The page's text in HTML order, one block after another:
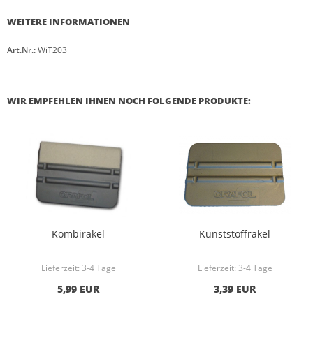
WEITERE INFORMATIONEN
Art.Nr.:WiT203
WIR EMPFEHLEN IHNEN NOCH FOLGENDE PRODUKTE:
Kombirakel
Lieferzeit: 3-4 Tage
5,99 EUR
Kunststoffrakel
Lieferzeit: 3-4 Tage
3,39 EUR